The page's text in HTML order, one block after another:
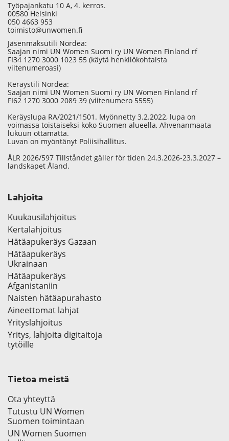
Työpajankatu 10 A, 4. kerros.
00580 Helsinki
050 4663 953
toimisto@unwomen.fi
Jäsenmaksutili Nordea:
Saajan nimi UN Women Suomi ry UN Women Finland rf
FI34 1270 3000 1023 55 (käytä henkilökohtaista
viitenumeroasi)
Keräystili Nordea:
Saajan nimi UN Women Suomi ry UN Women Finland rf
FI62 1270 3000 2089 39 (viitenumero 5555)
Keräyslupa RA/2021/1501. Myönnetty 3.2.2022, lupa on
voimassa toistaiseksi koko Suomen alueella, Ahvenanmaata
lukuun ottamatta.
Luvan on myöntänyt Poliisihallitus.
ÅLR 2026/597 Tillståndet gäller för tiden 24.3.2026-23.3.2027 –
landskapet Åland.
Lahjoita
Kuukausilahjoitus
Kertalahjoitus
Hätäapukeräys Gazaan
Hätäapukeräys
Ukrainaan
Hätäapukeräys
Afganistaniin
Naisten hätäapurahasto
Aineettomat lahjat
Yrityslahjoitus
Yritys, lahjoita digitaitoja
tytöille
Tietoa meistä
Ota yhteyttä
Tutustu UN Women
Suomen toimintaan
UN Women Suomen